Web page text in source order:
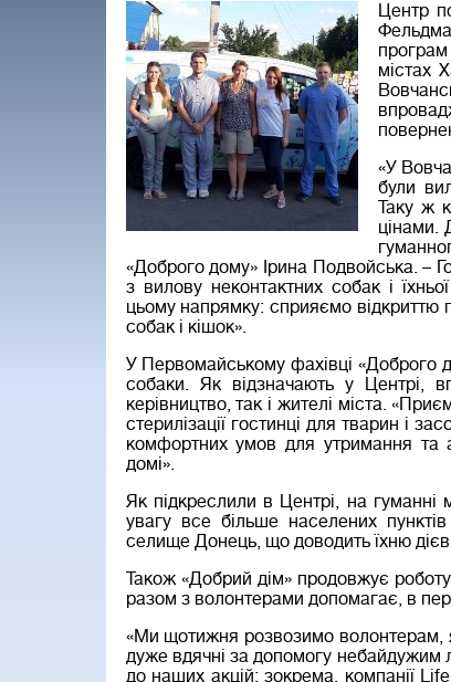
Центр
містах
«У
були
Таку ж
цінами.
«Доброго дому» Ірина Подвойська. –
з вилову неконтактних собак і
цьому напрямку: сприяємо відкриттю
собак і кішок».
У Первомайському фахівці «Доброго
собаки. Як відзначають у Центрі,
керівництво, так і жителі міста.
стерилізації гостинці для тварин і
комфортних умов для утримання та
домі».
Як підкреслили в Центрі, на гуманні
увагу все більше населених
селище Донець, що доводить їхню
Також «Добрий дім» продовжує роботу
разом з волонтерами допомагає, в
«Ми щотижня розвозимо волонтерам,
дуже вдячні за допомогу небайдужим
до наших акцій: зокрема, компанії